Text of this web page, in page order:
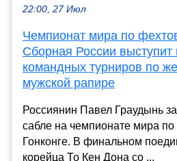
22:00, 27 Июл
Чемпионат мира по
Сборная России
командных турниров по
мужской рапире
Россиянин Павел Граудынь
сабле на чемпионате мира
Гонконге. В финальном
корейца То Кен Дона со ...